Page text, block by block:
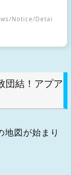
Notice/Detai
結！アプア
地図が始まり